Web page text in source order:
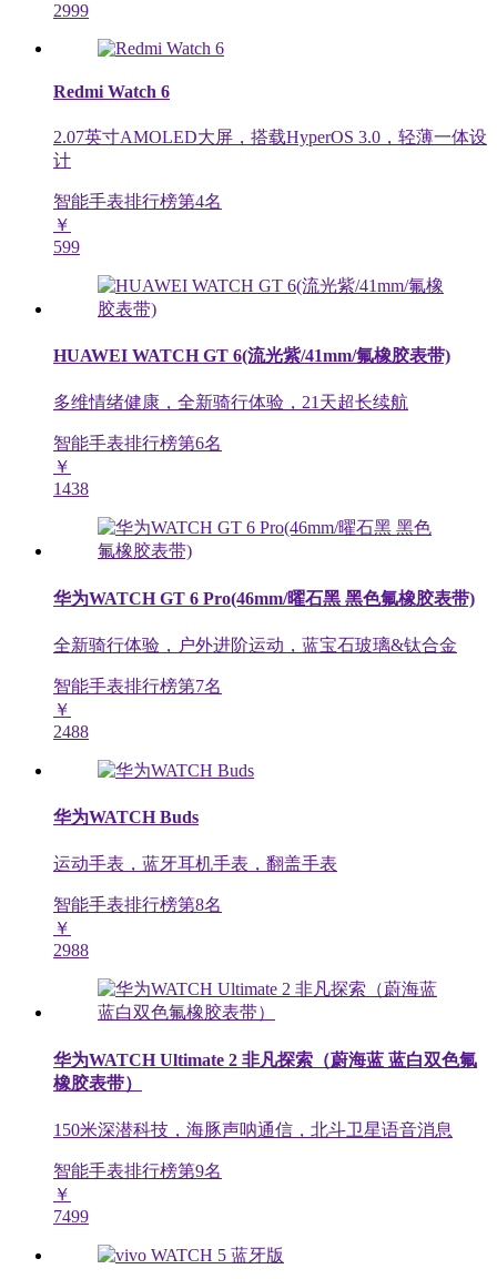
2999
Redmi Watch 6
2.07英寸AMOLED大屏，搭载HyperOS 3.0，轻薄一体设
计
智能手表排行榜第4名
￥
599
HUAWEI WATCH GT 6(流光紫/41mm/氟橡胶表带)
多维情绪健康，全新骑行体验，21天超长续航
智能手表排行榜第6名
￥
1438
华为WATCH GT 6 Pro(46mm/曜石黑 黑色氟橡胶表带)
全新骑行体验，户外进阶运动，蓝宝石玻璃&钛合金
智能手表排行榜第7名
￥
2488
华为WATCH Buds
运动手表，蓝牙耳机手表，翻盖手表
智能手表排行榜第8名
￥
2988
华为WATCH Ultimate 2 非凡探索（蔚海蓝 蓝白双色氟
橡胶表带）
150米深潜科技，海豚声呐通信，北斗卫星语音消息
智能手表排行榜第9名
￥
7499